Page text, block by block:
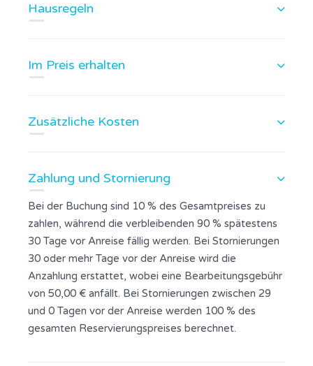
Hausregeln
Im Preis erhalten
Zusätzliche Kosten
Zahlung und Stornierung
Bei der Buchung sind 10 % des Gesamtpreises zu
zahlen, während die verbleibenden 90 % spätestens
30 Tage vor Anreise fällig werden. Bei Stornierungen
30 oder mehr Tage vor der Anreise wird die
Anzahlung erstattet, wobei eine Bearbeitungsgebühr
von 50,00 € anfällt. Bei Stornierungen zwischen 29
und 0 Tagen vor der Anreise werden 100 % des
gesamten Reservierungspreises berechnet.